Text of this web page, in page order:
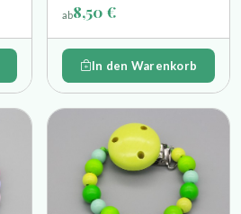
ab8,50 €
In den Warenkorb